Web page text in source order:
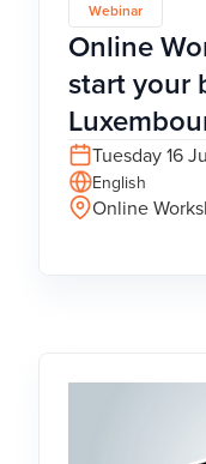
Webinar
Online
start your
Tuesday 16
English
Online